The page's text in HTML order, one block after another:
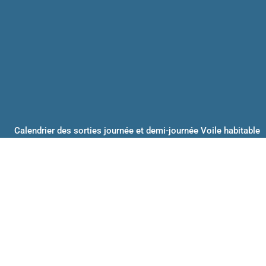
Calendrier des sorties journée et demi-journée Voile habitable